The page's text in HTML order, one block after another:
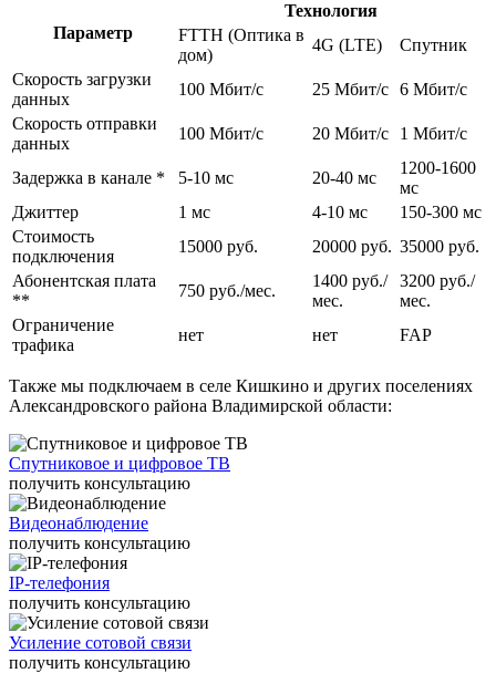
После этого быстрый интернет со стабильным соединением готов к
работе. Для абонентов с разными потребностями мы предлагаем
скорости на выгодных условиях. Вне зависимости от тарифа заказчики
трафику и могут выходить в интернет с любого домашнего
устройства: планшета, смартфона, ноутбука, стационарного
компьютера.
Возможна установка цифрового и спутникового телевидения с
большим количеством цифровых каналов, организация удаленного
видеонаблюдения. Помимо этого live-telecom обеспечивает
круглосуточную поддержку абонентов и оперативно решает
информационные и технические проблемы.
Параметр
Технология
FTTH (Оптика в
дом)
4G (LTE)
Спутник
Скорость загрузки
данных
100 Мбит/c 25 Мбит/c 6 Мбит/c
Скорость отправки
данных
100 Мбит/c 20 Мбит/c 1 Мбит/c
Задержка в канале * 5-10 мс 20-40 мс
1200-1600
мс
Джиттер
1 мс 4-10 мс
150-300 мс
Стоимость
подключения
15000 руб. 20000 руб. 35000 руб.
Абонентская плата
**
750 руб./мес.
1400 руб./
мес.
3200 руб./
мес.
Ограничение
трафика
нет нет FAP
Также мы подключаем в селе Кишкино и других поселениях
Александровского района Владимирской области:
Спутниковое и цифровое ТВ
получить консультацию
Видеонаблюдение
получить консультацию
IP-телефония
получить консультацию
Усиление сотовой связи
получить консультацию